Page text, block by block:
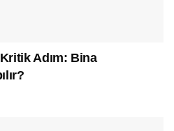
Adım: Bina